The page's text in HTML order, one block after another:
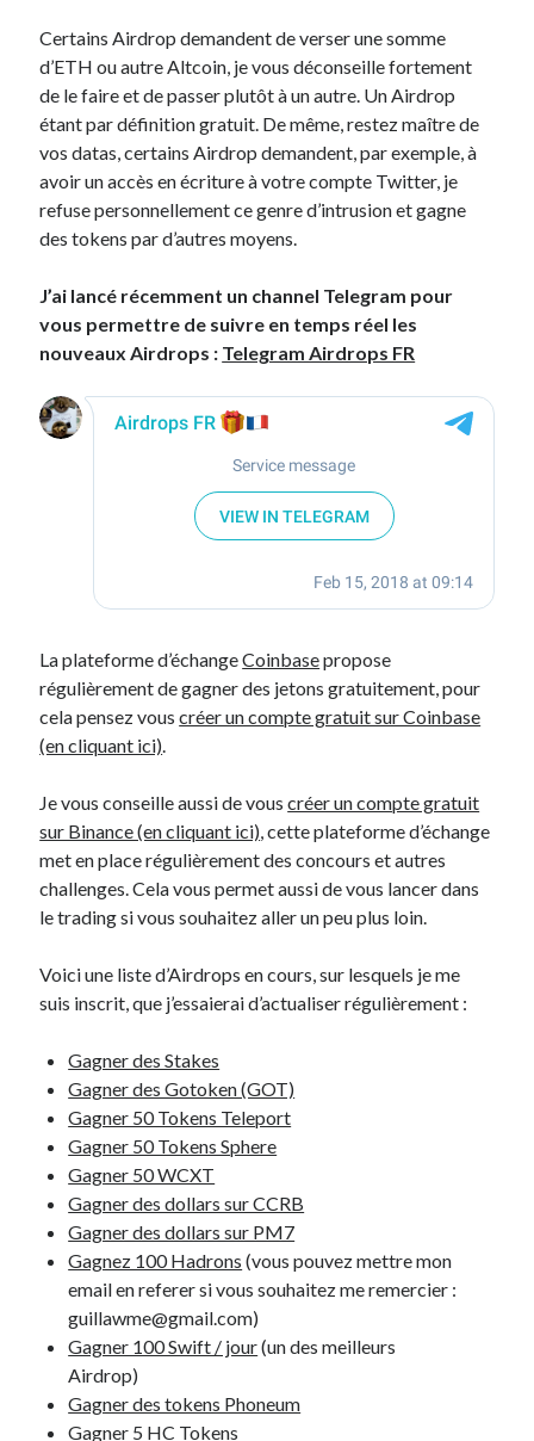
Commentaires récents
Guillaume dansMonetico / Crédit Mutuel : comment éviter l’erreur
cURL 60 ?
Thibaut Soufflet
dans Monetico / Crédit Mutuel : comment éviter
l’erreur cURL 60 ?
JGA dansMonetico / Crédit Mutuel : comment éviter l’erreur cURL 60 ?
Ferrydans Rendez-nous la vraie Cerise de Groupama !!
Catégories
Internet
Inutile
iPhone
lyon
musique
Non classé
Perso
Politique
Prestashop
Sport
Twitter
Archives
avril 2026
janvier 2026
octobre 2025
février 2023
mai 2020
avril 2020
octobre 2018
juin 2018
janvier 2018
juillet 2016
avril 2016
Certains Airdrop demandent de verser une somme
d’ETH ou autre Altcoin, je vous déconseille fortement
de le faire et de passer plutôt à un autre. Un Airdrop
étant par définition gratuit. De même, restez maître de
vos datas, certains Airdrop demandent, par exemple, à
avoir un accès en écriture à votre compte Twitter, je
refuse personnellement ce genre d’intrusion et gagne
des tokens par d’autres moyens.
J’ai lancé récemment un channel Telegram pour
vous permettre de suivre en temps réel les
nouveaux Airdrops : Telegram Airdrops FR
La plateforme d’échangeCoinbasepropose
régulièrement de gagner des jetons gratuitement, pour
cela pensez vouscréer un compte gratuit sur Coinbase
(en cliquant ici).
Je vous conseille aussi de vouscréer un compte gratuit
sur Binance (en cliquant ici), cette plateforme d’échange
met en place régulièrement des concours et autres
challenges. Cela vous permet aussi de vous lancer dans
le trading si vous souhaitez aller un peu plus loin.
Voici une liste d’Airdrops en cours, sur lesquels je me
suis inscrit, que j’essaierai d’actualiser régulièrement :
Gagner des Stakes
Gagner des Gotoken (GOT)
Gagner 50 Tokens Teleport
Gagner 50 Tokens Sphere
Gagner 50 WCXT
Gagner des dollars sur CCRB
Gagner des dollars sur PM7
Gagnez 100 Hadrons (vous pouvez mettre mon
email en referer si vous souhaitez me remercier :
guillawme@gmail.com)
Gagner 100 Swift / jour(un des meilleurs
Airdrop)
Gagner des tokens Phoneum
Gagner 5 HC Tokens